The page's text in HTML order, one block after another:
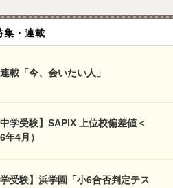
集・連載
載「今、会いたい人」
学受験】SAPIX 上位校偏差値＜
4月）
受験】浜学園「小6合否判定テス